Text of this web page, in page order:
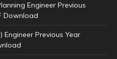
Engineer Previous
Download
Engineer Previous Year